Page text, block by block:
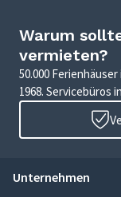
Warum
vermieten?
50.000
1968. Servicebüros
Unternehmen